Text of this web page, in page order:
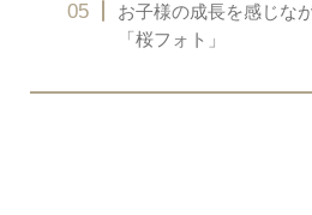
お子様の成長を感じな
「桜フォト」